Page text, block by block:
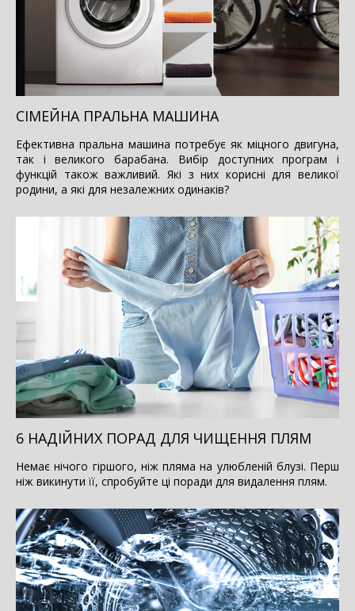
СІМЕЙНА ПРАЛЬНА МАШИНА
Ефективна пральна машина потребує як міцного двигуна,
так і великого барабана. Вибір доступних програм і
функцій також важливий. Які з них корисні для великої
родини, а які для незалежних одинаків?
6 НАДІЙНИХ ПОРАД ДЛЯ ЧИЩЕННЯ ПЛЯМ
Немає нічого гіршого, ніж пляма на улюбленій блузі. Перш
ніж викинути її, спробуйте ці поради для видалення плям.